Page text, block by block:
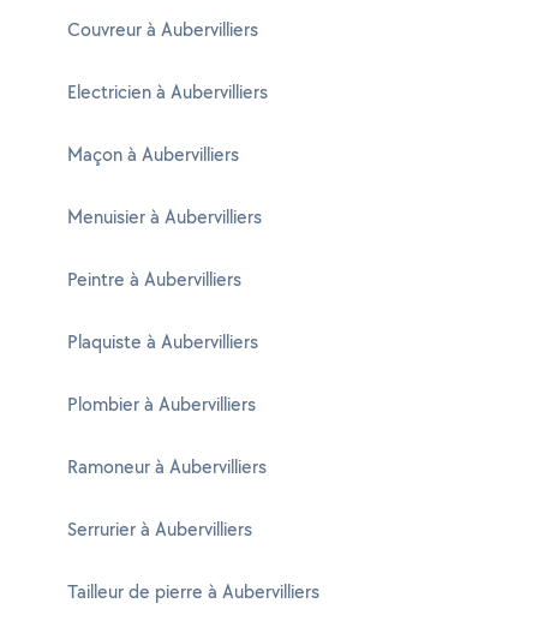
Couvreur à Aubervilliers
Electricien à Aubervilliers
Maçon à Aubervilliers
Menuisier à Aubervilliers
Peintre à Aubervilliers
Plaquiste à Aubervilliers
Plombier à Aubervilliers
Ramoneur à Aubervilliers
Serrurier à Aubervilliers
Tailleur de pierre à Aubervilliers